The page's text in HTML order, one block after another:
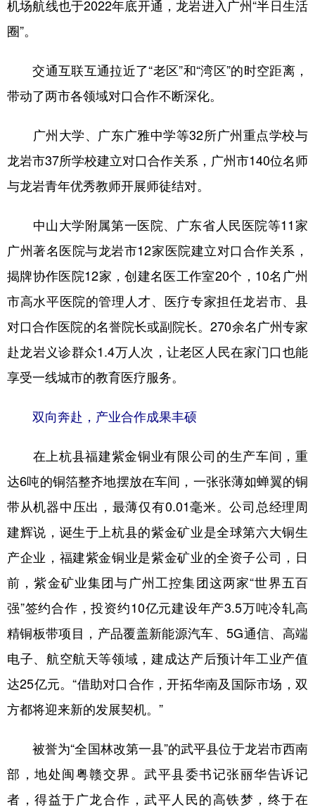
机场航线也于2022年底开通，龙岩进入广州“半日生活
圈”。
交通互联互通拉近了“老区”和“湾区”的时空距离，
带动了两市各领域对口合作不断深化。
广州大学、广东广雅中学等32所广州重点学校与
龙岩市37所学校建立对口合作关系，广州市140位名师
与龙岩青年优秀教师开展师徒结对。
中山大学附属第一医院、广东省人民医院等11家
广州著名医院与龙岩市12家医院建立对口合作关系，
揭牌协作医院12家，创建名医工作室20个，10名广州
市高水平医院的管理人才、医疗专家担任龙岩市、县
对口合作医院的名誉院长或副院长。270余名广州专家
赴龙岩义诊群众1.4万人次，让老区人民在家门口也能
享受一线城市的教育医疗服务。
双向奔赴，产业合作成果丰硕
在上杭县福建紫金铜业有限公司的生产车间，重
达6吨的铜箔整齐地摆放在车间，一张张薄如蝉翼的铜
带从机器中压出，最薄仅有0.01毫米。公司总经理周
建辉说，诞生于上杭县的紫金矿业是全球第六大铜生
产企业，福建紫金铜业是紫金矿业的全资子公司，日
前，紫金矿业集团与广州工控集团这两家“世界五百
强”签约合作，投资约10亿元建设年产3.5万吨冷轧高
精铜板带项目，产品覆盖新能源汽车、5G通信、高端
电子、航空航天等领域，建成达产后预计年工业产值
达25亿元。“借助对口合作，开拓华南及国际市场，双
方都将迎来新的发展契机。”
被誉为“全国林改第一县”的武平县位于龙岩市西南
部，地处闽粤赣交界。武平县委书记张丽华告诉记
者，得益于广龙合作，武平人民的高铁梦，终于在